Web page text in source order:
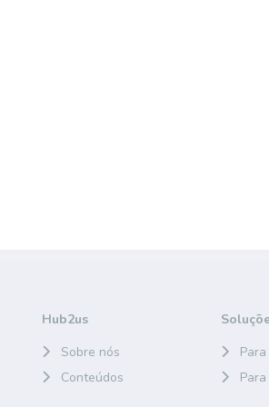
Hub2us
Sobre nós
Conteúdos